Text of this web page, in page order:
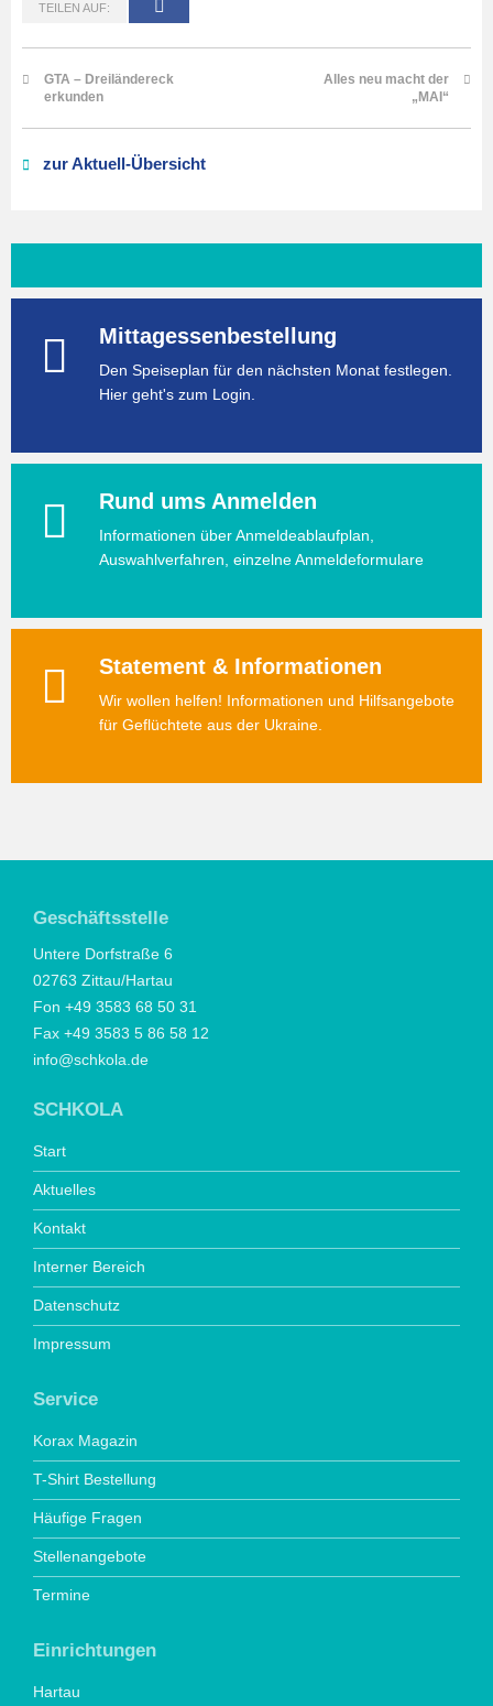
TEILEN AUF:
GTA – Dreiländereck
erkunden
Alles neu macht der
„MAI“
zur Aktuell-Übersicht
Mittagessenbestellung
Den Speiseplan für den nächsten Monat festlegen.
Hier geht's zum Login.
Rund ums Anmelden
Informationen über Anmeldeablaufplan,
Auswahlverfahren, einzelne Anmeldeformulare
Statement & Informationen
Wir wollen helfen! Informationen und Hilfsangebote
für Geflüchtete aus der Ukraine.
Geschäftsstelle
Untere Dorfstraße 6
02763 Zittau/Hartau
Fon +49 3583 68 50 31
Fax +49 3583 5 86 58 12
info@schkola.de
SCHKOLA
Start
Aktuelles
Kontakt
Interner Bereich
Datenschutz
Impressum
Service
Korax Magazin
T-Shirt Bestellung
Häufige Fragen
Stellenangebote
Termine
Einrichtungen
Hartau